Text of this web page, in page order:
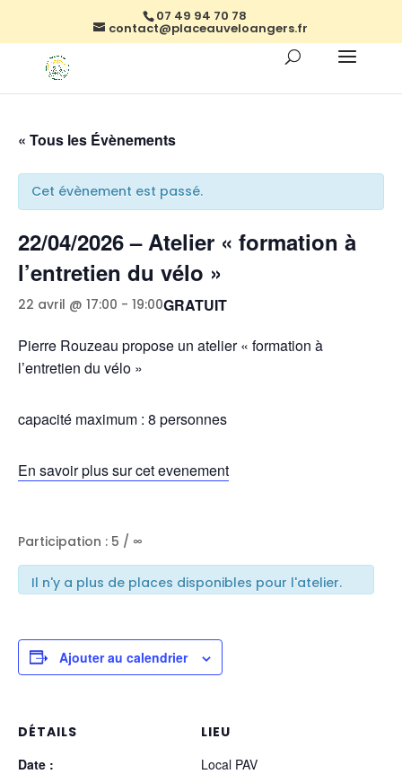
07 49 94 70 78
contact@placeauveloangers.fr
« Tous les Évènements
Cet évènement est passé.
22/04/2026 – Atelier « formation à
l’entretien du vélo »
22 avril @ 17:00 - 19:00GRATUIT
Pierre Rouzeau propose un atelier « formation à
l’entretien du vélo »
capacité maximum : 8 personnes
En savoir plus sur cet evenement
Participation : 5 / ∞
Il n'y a plus de places disponibles pour l'atelier.
Ajouter au calendrier
DÉTAILS
Date :
LIEU
Local PAV